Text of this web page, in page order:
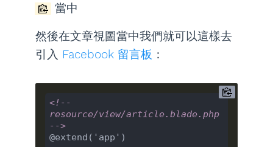
當中
然後在文章視圖當中我們就可以這樣去
引入 Facebook 留言板 ：
<!--
resource/view/article.blade.php
-->
@extend('app')